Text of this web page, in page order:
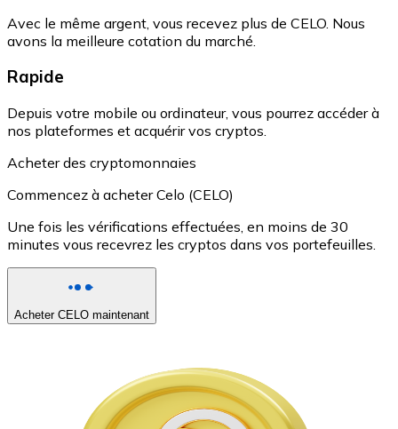
Avec le même argent, vous recevez plus de CELO. Nous
avons la meilleure cotation du marché.
Rapide
Depuis votre mobile ou ordinateur, vous pourrez accéder à
nos plateformes et acquérir vos cryptos.
Acheter des cryptomonnaies
Commencez à acheter Celo (CELO)
Une fois les vérifications effectuées, en moins de 30
minutes vous recevrez les cryptos dans vos portefeuilles.
Acheter CELO maintenant